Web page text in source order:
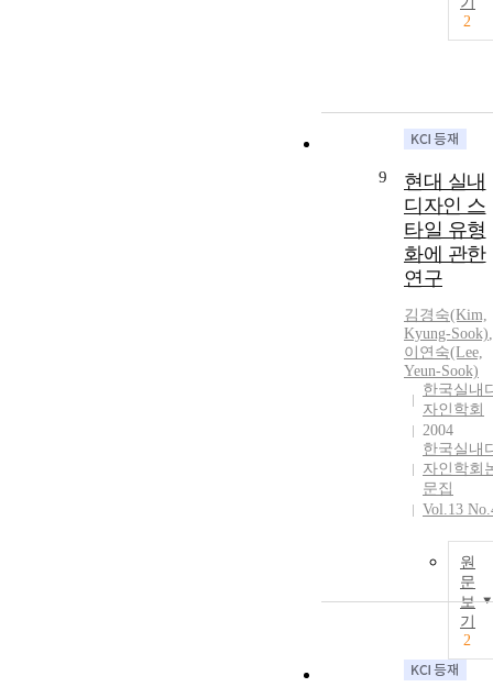
2
9
현대 실내
디자인 스
타일 유형
화에 관한
연구
김경숙(Kim,
Kyung-Sook),
이연숙(Lee,
Yeun-Sook)
한국실내
자인학회
2004
한국실내
자인학회
문집
Vol.13
원
문
보
기
2